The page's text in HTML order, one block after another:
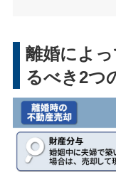
離婚によ
るべき2つ